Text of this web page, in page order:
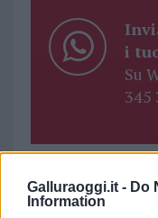
Galluraoggi.it - Do
Information
i
Su
345